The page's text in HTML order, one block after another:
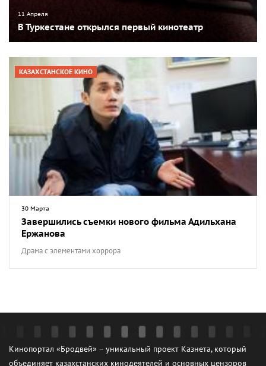
11 Апреля
В Туркестане открылся первый кинотеатр
КАЗАХСТАНСКОЕ КИНО
30 Марта
Завершились съемки нового фильма Адильхана
Ержанова
Драма с элементами хоррора
Кинопортал «Бродвей» – уникальный проект Казнета, который
объединяет казахстанских кинодеятелей и основных цензоров